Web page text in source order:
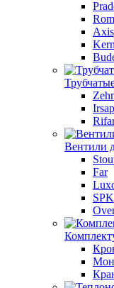
Axis
Irsap
Вентили
Far
SPK